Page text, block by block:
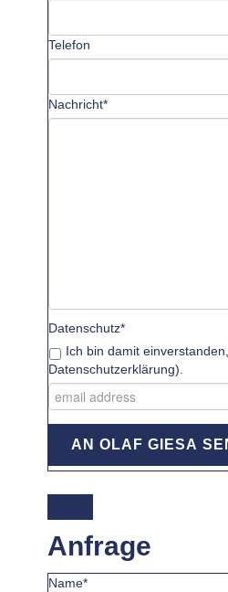
Telefon
Nachricht*
Datenschutz*
Ich bin damit
Datenschutzerklärung).
AN OLAF GIESA
Anfrage
Name*